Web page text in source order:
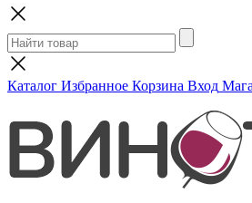
Каталог Избранное Корзина Вход